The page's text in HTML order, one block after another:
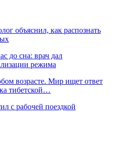
объяснил, как распознать
до сна: врач дал
режима
возрасте. Мир ищет ответ
тибетской…
с рабочей поездкой